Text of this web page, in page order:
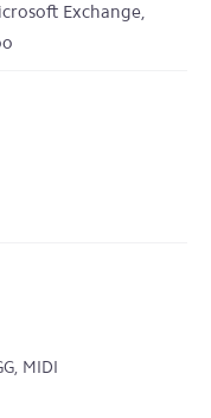
Exchange,
MIDI